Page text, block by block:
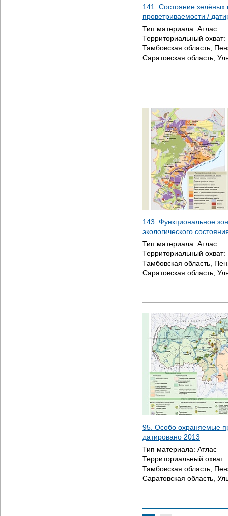
141. Состояние зелёных
проветриваемости /
Тип материала: Атлас
Территориальный охват:
Тамбовская область,
Саратовская область,
143. Функциональное
экологического
Тип материала: Атлас
Территориальный охват:
Тамбовская область,
Саратовская область,
95. Особо охраняемые
датировано 2013
Тип материала: Атлас
Территориальный охват:
Тамбовская область,
Саратовская область,